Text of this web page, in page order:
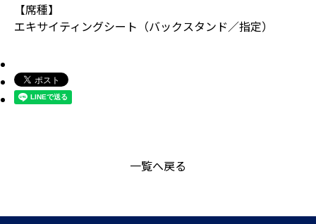
【席種】
エキサイティングシート（バックスタンド／指定）
一覧へ戻る